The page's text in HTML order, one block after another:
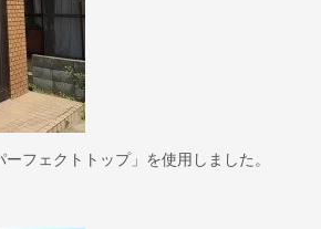
フェクトトップ」を使用しました。